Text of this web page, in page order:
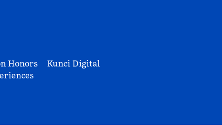
Honors
Kunci Digital